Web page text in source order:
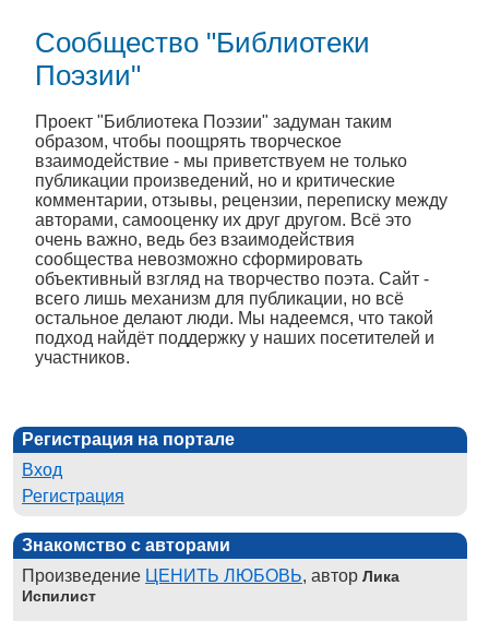
Сообщество "Библиотеки
Поэзии"
Проект "Библиотека Поэзии" задуман таким
образом, чтобы поощрять творческое
взаимодействие - мы приветствуем не только
публикации произведений, но и критические
комментарии, отзывы, рецензии, переписку между
авторами, самооценку их друг другом. Всё это
очень важно, ведь без взаимодействия
сообщества невозможно сформировать
объективный взгляд на творчество поэта. Сайт -
всего лишь механизм для публикации, но всё
остальное делают люди. Мы надеемся, что такой
подход найдёт поддержку у наших посетителей и
участников.
Регистрация на портале
Вход
Регистрация
Знакомство с авторами
Произведение ЦЕНИТЬ ЛЮБОВЬ, автор Лика
Испилист